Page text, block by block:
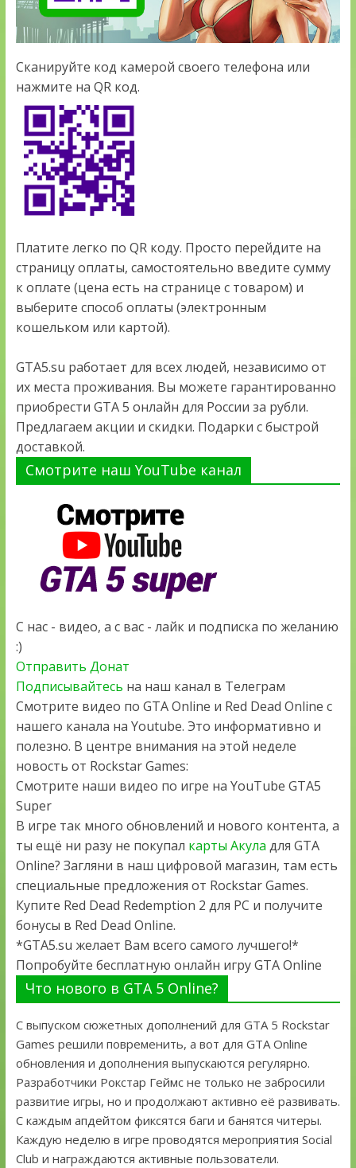
Сканируйте код камерой своего телефона или
нажмите на QR код.
Платите легко по QR коду. Просто перейдите на
страницу оплаты, самостоятельно введите сумму
к оплате (цена есть на странице с товаром) и
выберите способ оплаты (электронным
кошельком или картой).
GTA5.su работает для всех людей, независимо от
их места проживания. Вы можете гарантированно
приобрести GTA 5 онлайн для России за рубли.
Предлагаем акции и скидки. Подарки с быстрой
доставкой.
Смотрите наш YouTube канал
С нас - видео, а с вас - лайк и подписка по желанию
:)
Отправить Донат
Подписывайтесь на наш канал в Телеграм
Смотрите видео по GTA Online и Red Dead Online с
нашего канала на Youtube. Это информативно и
полезно. В центре внимания на этой неделе
новость от Rockstar Games:
Смотрите наши видео по игре на YouTube GTA5
Super
В игре так много обновлений и нового контента, а
ты ещё ни разу не покупал карты Акула для GTA
Online? Загляни в наш цифровой магазин, там есть
специальные предложения от Rockstar Games.
Купите Red Dead Redemption 2 для PC и получите
бонусы в Red Dead Online.
*GTA5.su желает Вам всего самого лучшего!*
Попробуйте бесплатную онлайн игру GTA Online
Что нового в GTA 5 Online?
С выпуском сюжетных дополнений для GTA 5 Rockstar
Games решили повременить, а вот для GTA Online
обновления и дополнения выпускаются регулярно.
Разработчики Рокстар Геймс не только не забросили
развитие игры, но и продолжают активно её развивать.
С каждым апдейтом фиксятся баги и банятся читеры.
Каждую неделю в игре проводятся мероприятия Social
Club и награждаются активные пользователи.